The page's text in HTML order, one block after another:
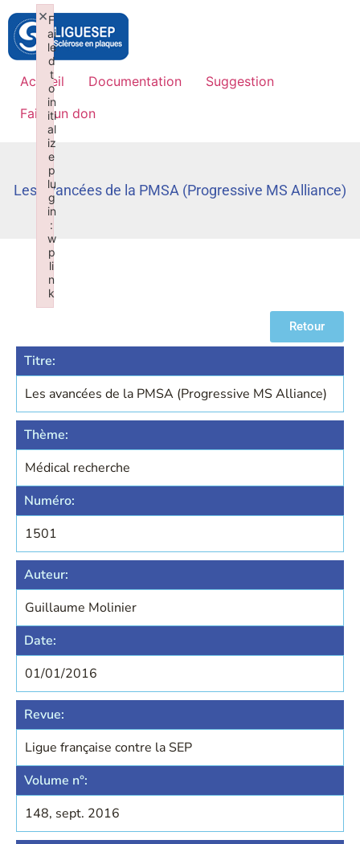
Accueil Documentation
Suggestion
Faire un don
Les avancées de la PMSA (Progressive MS Alliance)
Retour
Titre:
Les avancées de la PMSA (Progressive MS Alliance)
Thème:
Médical recherche
Numéro:
1501
Auteur:
Guillaume Molinier
Date:
01/01/2016
Revue:
Ligue française contre la SEP
Volume n°:
148, sept. 2016
F
ai
le
d
t
o
in
iti
al
iz
e
p
lu
g
in
:
w
p
li
n
k
×
Failed to initialize plugin: wplink